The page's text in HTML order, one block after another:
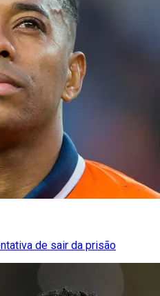
de sair da prisão